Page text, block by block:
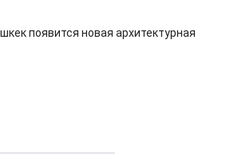
появится новая архитектурная